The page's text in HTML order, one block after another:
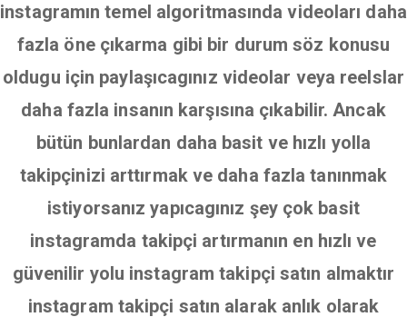
instagramın temel algoritmasında videoları daha
fazla öne çıkarma gibi bir durum söz konusu
oldugu için paylaşıcagınız videolar veya reelslar
daha fazla insanın karşısına çıkabilir. Ancak
bütün bunlardan daha basit ve hızlı yolla
takipçinizi arttırmak ve daha fazla tanınmak
istiyorsanız yapıcagınız şey çok basit
instagramda takipçi artırmanın en hızlı ve
güvenilir yolu instagram takipçi satın almaktır
instagram takipçi satın alarak anlık olarak